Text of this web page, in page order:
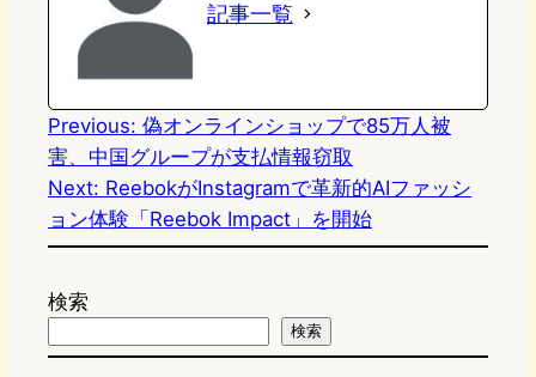
d
n
k
k
記事一覧
Previous: 偽オンラインショップで85万人被
害、中国グループが支払情報窃取
Next: ReebokがInstagramで革新的AIファッシ
ョン体験「Reebok Impact」を開始
検索
検索